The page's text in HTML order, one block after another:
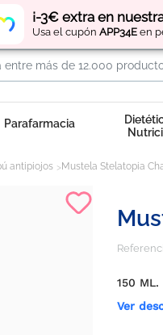
¡-3€ extra en
Usa el cupón APP34E en
Parafarmacia
antipiojos Mustela Stelatopia
150
Ver